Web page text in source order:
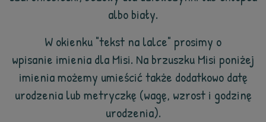
albo biały.
W okienku "tekst na lalce" prosimy o
wpisanie imienia dla Misi. Na brzuszku Misi poniżej
imienia możemy umieścić także dodatkowo datę
urodzenia lub metryczkę (wagę, wzrost i godzinę
urodzenia).